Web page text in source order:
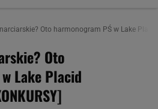
Oto harmonogram PŚ w Lake Placid
Oto
Lake Placid